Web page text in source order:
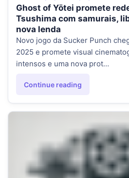
Ghost of Yōtei promete
Tsushima com samurais,
nova lenda
Novo jogo da Sucker Punch
2025 e promete visual
intensos e uma nova prot…
Continue reading
"Ghost of Yōtei promete